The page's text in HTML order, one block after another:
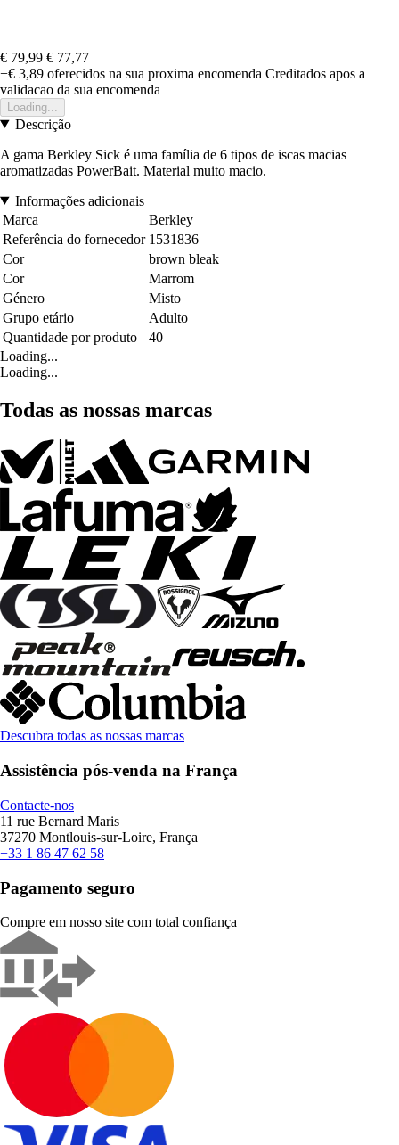
€ 79,99 € 77,77
+€ 3,89 oferecidos na sua proxima encomenda Creditados apos a
validacao da sua encomenda
Loading...
Descrição
A gama Berkley Sick é uma família de 6 tipos de iscas macias
aromatizadas PowerBait. Material muito macio.
Informações adicionais
Marca
Berkley
Referência do fornecedor 1531836
Cor
brown bleak
Cor
Marrom
Género
Misto
Grupo etário
Adulto
Quantidade por produto
40
Loading...
Loading...
Todas as nossas marcas
Descubra todas as nossas marcas
Assistência pós-venda na França
Contacte-nos
11 rue Bernard Maris
37270 Montlouis-sur-Loire, França
+33 1 86 47 62 58
Pagamento seguro
Compre em nosso site com total confiança